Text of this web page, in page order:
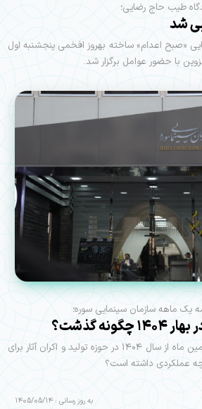
طیب حاج رضایی؛
شد
«صبح اعدام» ساخته بهروز افخمی پنجشنبه اول
با حضور عوامل برگزار شد.
یک ماهه سازمان سینمایی سوره؛
گذشت؟
سازمان سینمایی سوره در دومین ماه از سال ۱۴۰۴ در حوزه تولید و اکران آثار برای
عملکردی داشته است؟
به روز رسانی : 1405/05/14